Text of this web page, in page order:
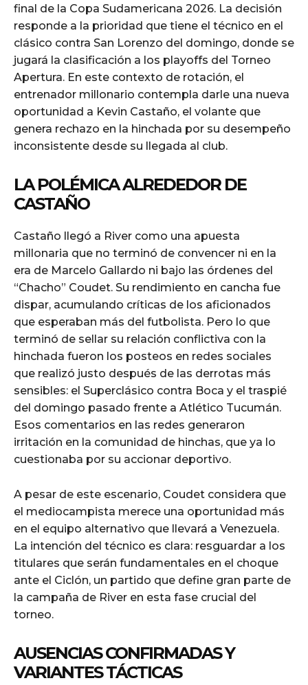
final de la Copa Sudamericana 2026. La decisión
responde a la prioridad que tiene el técnico en el
clásico contra San Lorenzo del domingo, donde se
jugará la clasificación a los playoffs del Torneo
Apertura. En este contexto de rotación, el
entrenador millonario contempla darle una nueva
oportunidad a Kevin Castaño, el volante que
genera rechazo en la hinchada por su desempeño
inconsistente desde su llegada al club.
LA POLÉMICA ALREDEDOR DE
CASTAÑO
Castaño llegó a River como una apuesta
millonaria que no terminó de convencer ni en la
era de Marcelo Gallardo ni bajo las órdenes del
“Chacho” Coudet. Su rendimiento en cancha fue
dispar, acumulando críticas de los aficionados
que esperaban más del futbolista. Pero lo que
terminó de sellar su relación conflictiva con la
hinchada fueron los posteos en redes sociales
que realizó justo después de las derrotas más
sensibles: el Superclásico contra Boca y el traspié
del domingo pasado frente a Atlético Tucumán.
Esos comentarios en las redes generaron
irritación en la comunidad de hinchas, que ya lo
cuestionaba por su accionar deportivo.
A pesar de este escenario, Coudet considera que
el mediocampista merece una oportunidad más
en el equipo alternativo que llevará a Venezuela.
La intención del técnico es clara: resguardar a los
titulares que serán fundamentales en el choque
ante el Ciclón, un partido que define gran parte de
la campaña de River en esta fase crucial del
torneo.
AUSENCIAS CONFIRMADAS Y
VARIANTES TÁCTICAS